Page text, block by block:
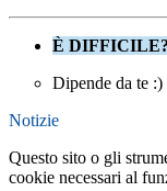
È DIFFICILE?
Dipende da te :)
Notizie
Questo sito o gli
cookie necessari al